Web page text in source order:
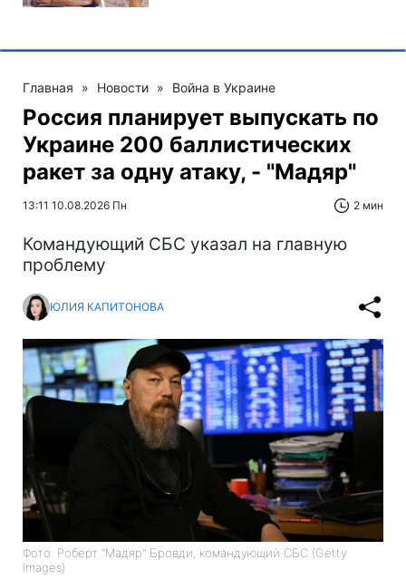
Главная » Новости » Война в Украине
Россия планирует выпускать по
Украине 200 баллистических
ракет за одну атаку, - "Мадяр"
13:11 10.08.2026 Пн 2 мин
Командующий СБС указал на главную
проблему
ЮЛИЯ КАПИТОНОВА
Фото: Роберт "Мадяр" Бровди, командующий СБС (Getty
Images)